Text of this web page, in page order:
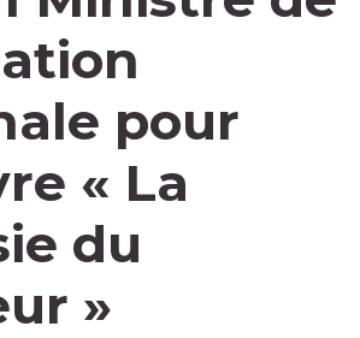
pour
« La
du
»